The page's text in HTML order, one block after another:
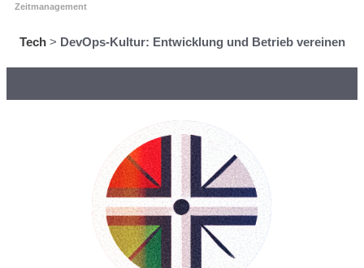
Zeitmanagement
Tech> DevOps-Kultur: Entwicklung und Betrieb vereinen